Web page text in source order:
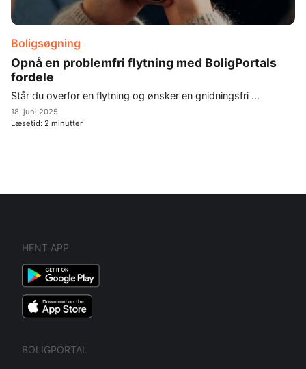
Boligsøgning
Opnå en problemfri flytning med BoligPortals
fordele
Står du overfor en flytning og ønsker en gnidningsfri ...
18. juni 2025
Læsetid: 2 minutter
HENT APP
BOLIGPORTAL